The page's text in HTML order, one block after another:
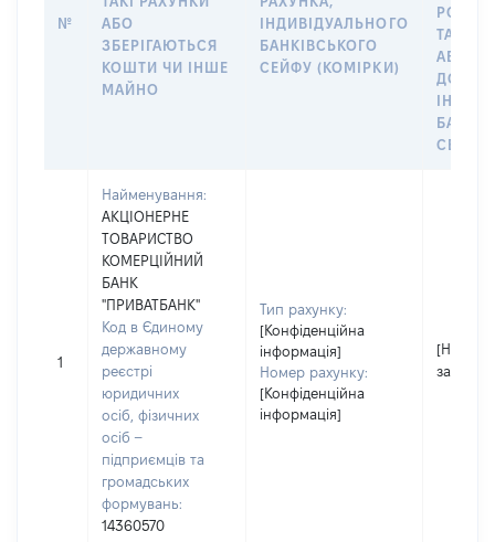
№
АБО
ЗБЕРІГАЮТЬСЯ
КОШТИ ЧИ ІНШЕ
МАЙНО
ІНДИВІДУАЛЬНОГО
БАНКІВСЬКОГО
СЕЙФУ (КОМІРКИ)
ТАКИМ
АБО
ДО
СЕЙФУ
1
Найменування:
АКЦІОНЕРНЕ
ТОВАРИСТВО
КОМЕРЦІЙНИЙ
БАНК
"ПРИВАТБАНК"
Код в Єдиному
державному
реєстрі
юридичних
осіб, фізичних
осіб –
підприємців та
громадських
формувань:
14360570
Тип рахунку:
[Конфіденційна
інформація]
Номер рахунку:
[Конфіденційна
інформація]
[Не